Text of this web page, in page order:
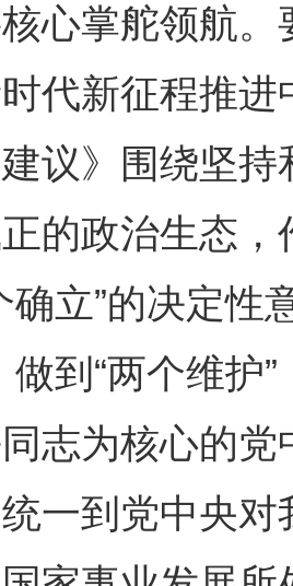
心掌舵领航
代新征程推
议》围绕坚
的政治生态
确立”的决定性
做到“两个维护
志为核心的
一到党中央